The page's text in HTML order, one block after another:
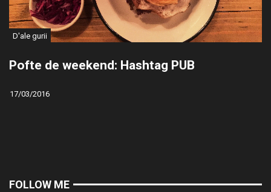
D'ale gurii
Pofte de weekend: Hashtag PUB
17/03/2016
FOLLOW ME